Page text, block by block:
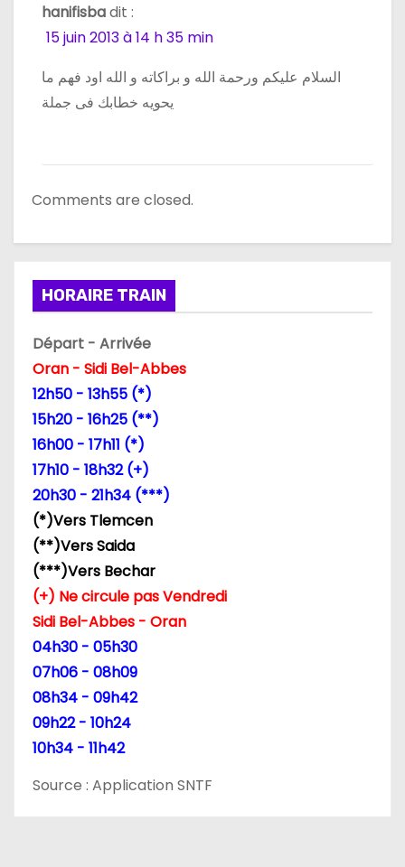
hanifisbadit :
15 juin 2013 à 14 h 35 min
السلام عليكم ورحمة الله و براكاته و الله اود فهم ما
يحويه خطابك فى جملة
Comments are closed.
HORAIRE TRAIN
Départ - Arrivée
Oran - Sidi Bel-Abbes
12h50 - 13h55 (*)
15h20 - 16h25 (**)
16h00 - 17h11 (*)
17h10 - 18h32 (+)
20h30 - 21h34 (***)
(*)Vers Tlemcen
(**)Vers Saida
(***)Vers Bechar
(+) Ne circule pas Vendredi
Sidi Bel-Abbes - Oran
04h30 - 05h30
07h06 - 08h09
08h34 - 09h42
09h22 - 10h24
10h34 - 11h42
Source : Application SNTF